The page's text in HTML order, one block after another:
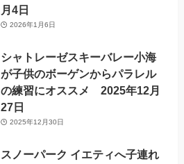
月4日
2026年1月6日
シャトレーゼスキーバレー小海
が子供のボーゲンからパラレル
の練習にオススメ 2025年12月
27日
2025年12月30日
スノーパーク イエティへ子連れ